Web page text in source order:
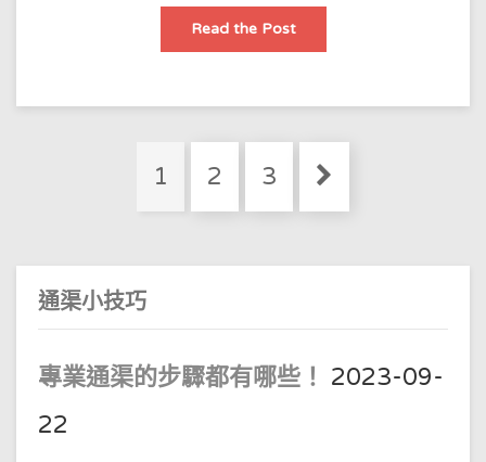
Read the Post通
公
介
位
點
Page
1 Page
2 Page
3
通渠小技巧
專業通渠的步驟都有哪些！ 2023-09-
22